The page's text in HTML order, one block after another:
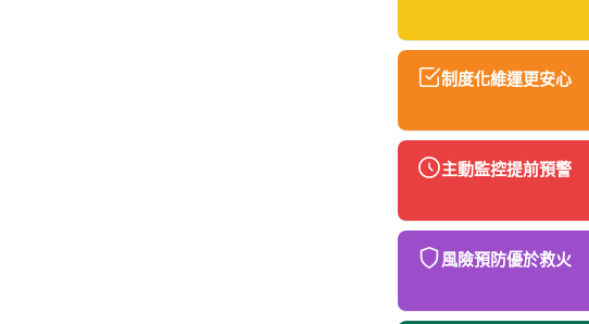
制度化維運更安心
主動監控提前預警
風險預防優於救火